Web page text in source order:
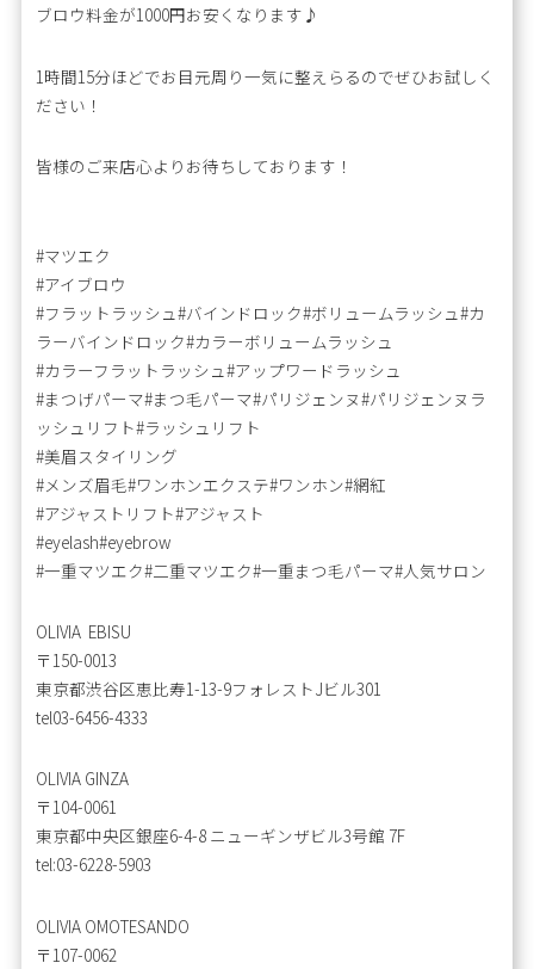
ブロウ料金が1000円お安くなります♪
1時間15分ほどでお目元周り一気に整えらるのでぜひお試しく
ださい！
皆様のご来店心よりお待ちしております！
#マツエク
#アイブロウ
#フラットラッシュ#バインドロック#ボリュームラッシュ#カ
ラーバインドロック#カラーボリュームラッシュ
#カラーフラットラッシュ#アップワードラッシュ
#まつげパーマ#まつ毛パーマ#パリジェンヌ#パリジェンヌラ
ッシュリフト#ラッシュリフト
#美眉スタイリング
#メンズ眉毛#ワンホンエクステ#ワンホン#網紅
#アジャストリフト#アジャスト
#eyelash#eyebrow
#一重マツエク#二重マツエク#一重まつ毛パーマ#人気サロン
OLIVIA EBISU
〒150-0013
東京都渋谷区恵比寿1-13-9フォレストJビル301
tel03-6456-4333
OLIVIA GINZA
〒104-0061
東京都中央区銀座6-4-8 ニューギンザビル3号館 7F
tel:03-6228-5903
OLIVIA OMOTESANDO
〒107-0062